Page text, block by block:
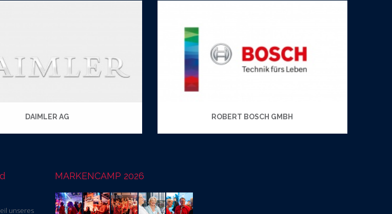
DAIMLER AG ROBERT BOSCH GMBH
unseres
MARKENCAMP 2026